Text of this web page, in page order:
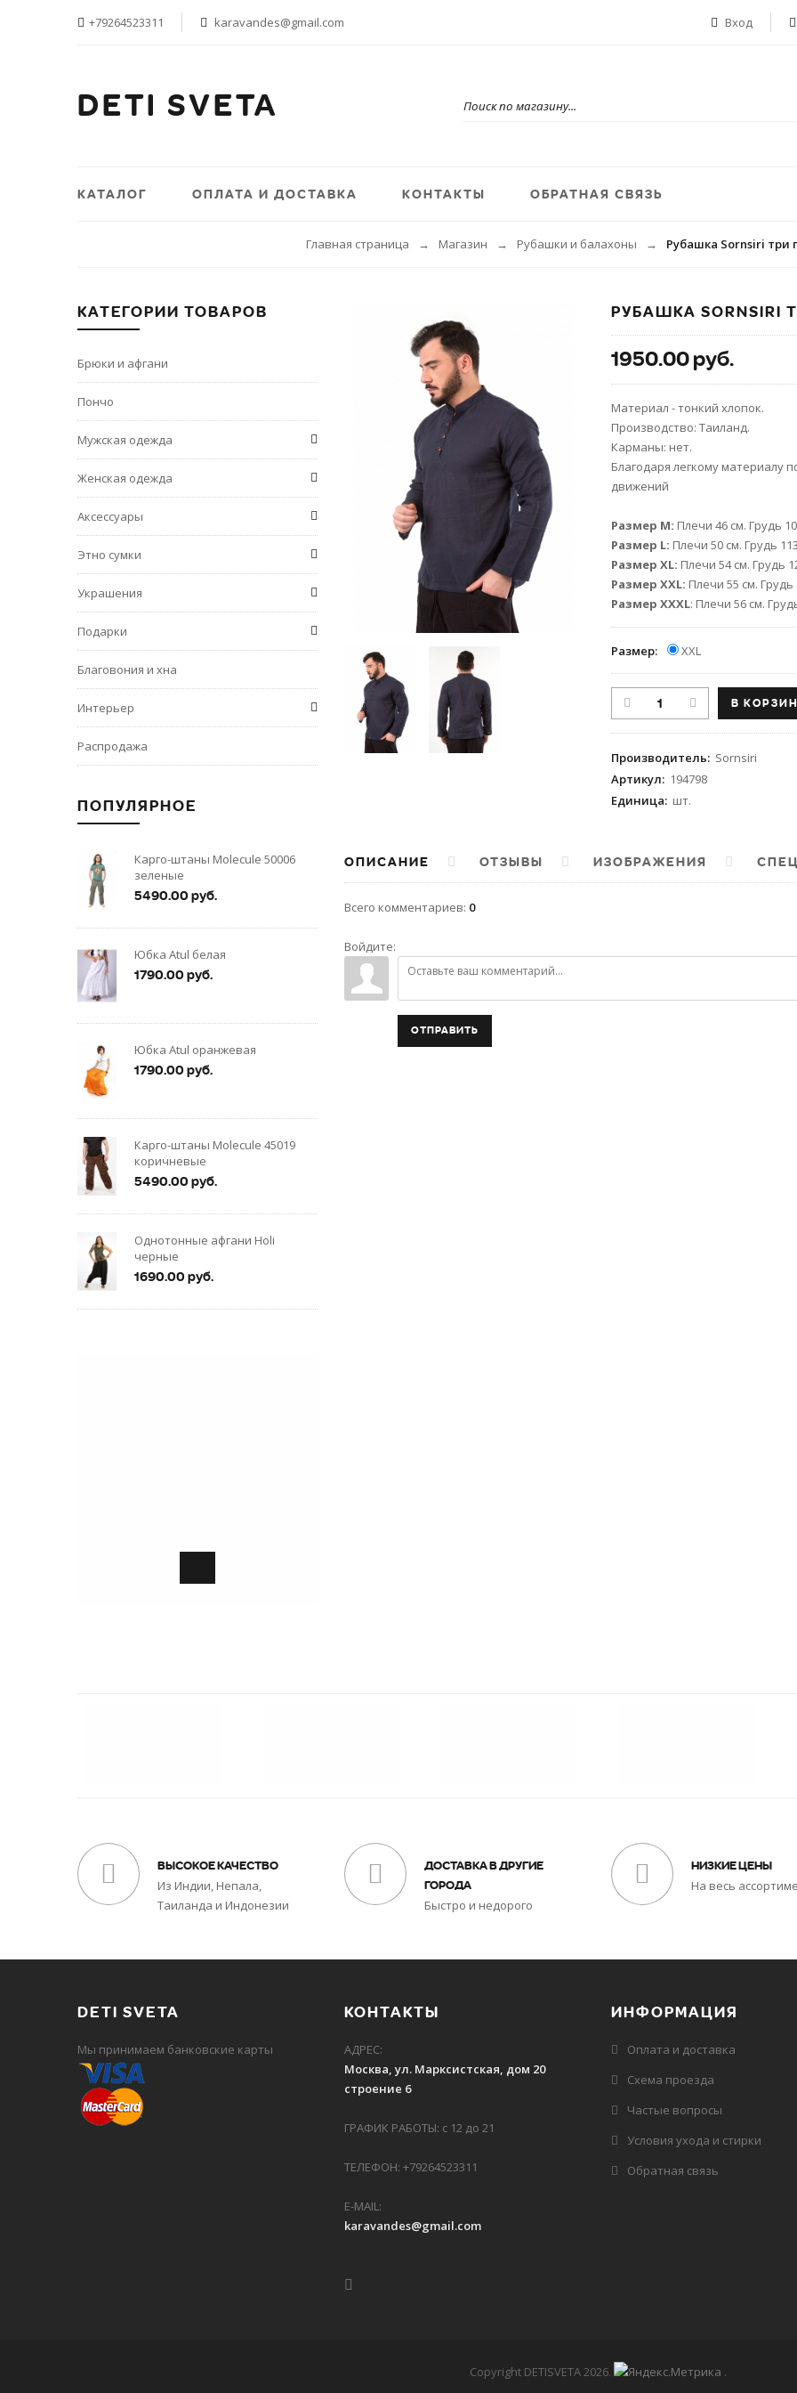
+79264523311 karavandes@gmail.com Вход
DETI SVETA
КАТАЛОГ ОПЛАТА И ДОСТАВКА КОНТАКТЫ ОБРАТНАЯ СВЯЗЬ
Главная страница → Магазин → Рубашки и балахоны → Рубашка Sornsiri три
РУБАШКА
1950.00 руб.
Материал - тонкий хлопок.
Производство: Таиланд.
Карманы: нет.
Благодаря легкому материалу
движений
Размер М: Плечи 46 см. Грудь
Размер L: Плечи 50 см. Грудь
Размер XL: Плечи 54 см. Грудь
Размер XXL: Плечи 55 см.
Размер XXXL: Плечи 56 см.
Размер: XXL
Производитель: Sornsiri
Артикул: 194798
Единица: шт.
ОПИСАНИЕ ОТЗЫВЫ ИЗОБРАЖЕНИЯ
Всего комментариев: 0
Войдите:
ОТПРАВИТЬ
КАТЕГОРИИ ТОВАРОВ
Брюки и афгани
Пончо
Мужская одежда
Женская одежда
Аксессуары
Этно сумки
Украшения
Подарки
Благовония и хна
Интерьер
Распродажа
ПОПУЛЯРНОЕ
Карго-штаны Molecule 50006
зеленые
5490.00 руб.
Юбка Atul белая
1790.00 руб.
Юбка Atul оранжевая
1790.00 руб.
Карго-штаны Molecule 45019
коричневые
5490.00 руб.
Однотонные афгани Holi
черные
1690.00 руб.
ВЫСОКОЕ КАЧЕСТВО
Из Индии, Непала,
Таиланда и Индонезии
ДОСТАВКА В ДРУГИЕ
ГОРОДА
Быстро и недорого
НИЗКИЕ ЦЕНЫ
На весь
DETI SVETA
Мы принимаем банковские карты
КОНТАКТЫ
АДРЕС:
Москва, ул. Марксистская, дом 20
строение 6
ГРАФИК РАБОТЫ: с 12 до 21
ТЕЛЕФОН: +79264523311
E-MAIL:
karavandes@gmail.com
ИНФОРМАЦИЯ
Оплата и доставка
Схема проезда
Частые вопросы
Условия ухода и стирки
Обратная связь
Copyright DETISVETA 2026. .